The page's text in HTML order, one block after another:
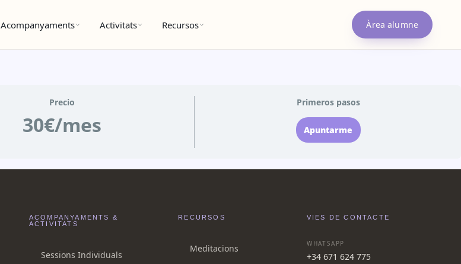
Acompanyaments Activitats Recursos Àrea alumne
Precio
30€/mes
Primeros pasos
Apuntarme
ACOMPANYAMENTS &
ACTIVITATS
Sessions Individuals
RECURSOS
Meditacions
VIES DE CONTACTE
WHATSAPP
+34 671 624 775